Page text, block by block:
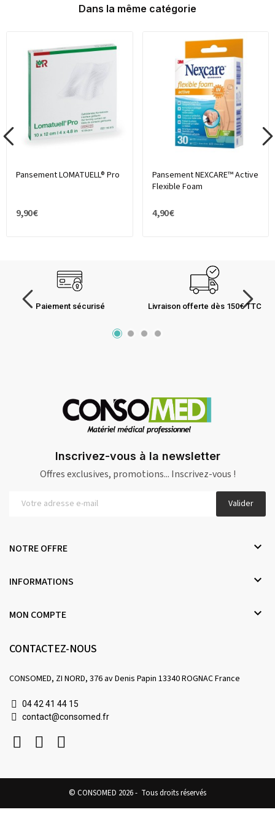
Dans la même catégorie
Pansement LOMATUELL® Pro
9,90 €
Pansement NEXCARE™ Active
Flexible Foam
4,90 €
Paiement sécurisé Livraison offerte dès 150€ TTC
Inscrivez-vous à la newsletter
Offres exclusives, promotions... Inscrivez-vous !
Valider
NOTRE OFFRE 
INFORMATIONS 
MON COMPTE 
CONTACTEZ-NOUS
CONSOMED, ZI NORD, 376 av Denis Papin 13340 ROGNAC France
04 42 41 44 15
contact@consomed.fr
© CONSOMED 2026 - Tous droits réservés